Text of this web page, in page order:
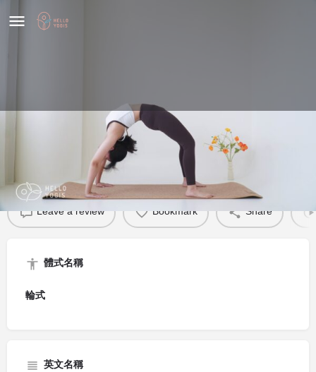
Leave a review Bookmark Share
體式名稱
輪式
英文名稱